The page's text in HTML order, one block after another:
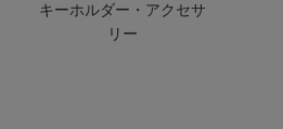
キーホルダー・アクセサ
リー